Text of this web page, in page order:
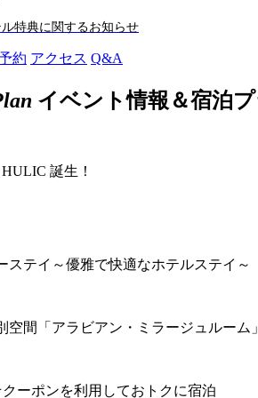
特典に関するお知らせ
約 アクセス Q&A
イベント情報＆宿泊
HULIC 誕生！
ステイ～優雅で快適なホテルステイ～
空間「アラビアン・ミラージュルーム
ーポンを利用しておトクに宿泊